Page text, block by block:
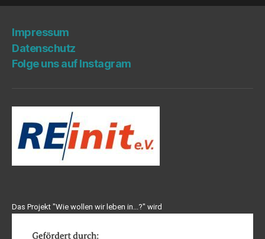
Impres­sum
Daten­schutz
Fol­ge uns auf Instagram
Das Projekt "Wie wollen wir leben in...?" wird